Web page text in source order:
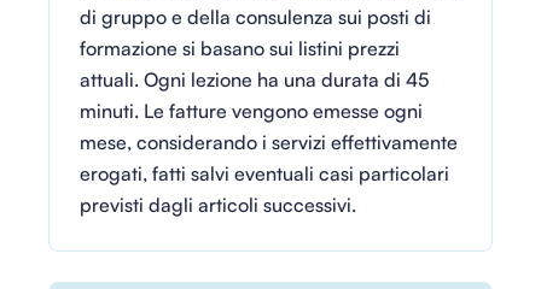
di gruppo e della consulenza sui posti di
formazione si basano sui listini prezzi
attuali. Ogni lezione ha una durata di 45
minuti. Le fatture vengono emesse ogni
mese, considerando i servizi effettivamente
erogati, fatti salvi eventuali casi particolari
previsti dagli articoli successivi.